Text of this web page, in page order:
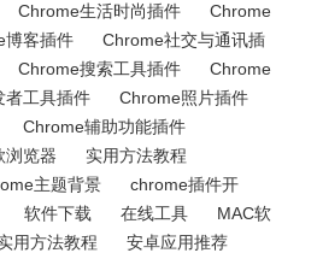
Chrome生活时尚插件
Chrome
博客插件
Chrome社交与通讯插
Chrome搜索工具插件
Chrome
者工具插件
Chrome照片插件
Chrome辅助功能插件
浏览器
实用方法教程
主题背景
chrome插件开
软件下载 在线工具
MAC软
用方法教程
安卓应用推荐